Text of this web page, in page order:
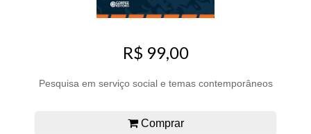
R$ 99,00
Pesquisa em serviço social e temas contemporâneos
Comprar